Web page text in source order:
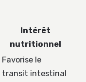
Intérêt
nutritionnel
Favorise le
transit intestinal